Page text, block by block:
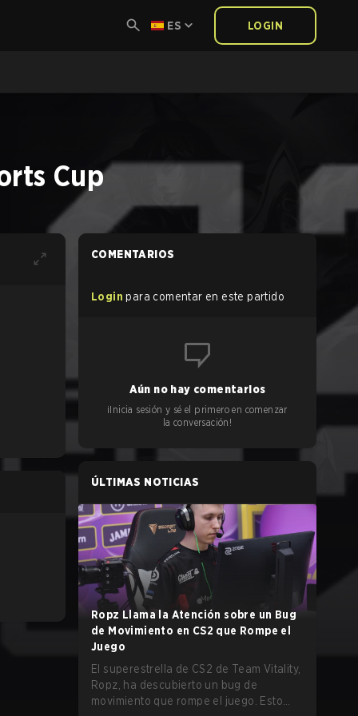
ES LOGIN
Cup
COMENTARIOS
Login para comentar en este partido
Aún no hay comentarios
¡Inicia sesión y sé el primero en comenzar
la conversación!
ÚLTIMAS NOTICIAS
Ropz Llama la Atención sobre un Bug
de Movimiento en CS2 que Rompe el
Juego
El superestrella de CS2 de Team Vitality,
Ropz, ha descubierto un bug de
movimiento que rompe el juego. Esto